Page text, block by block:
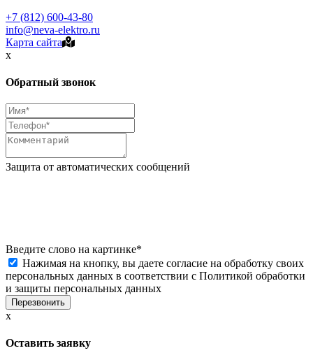
+7 (812) 600-43-80
info@neva-elektro.ru
Карта сайта
x
Обратный звонок
Защита от автоматических сообщений
Введите слово на картинке*
Нажимая на кнопку, вы даете согласие на обработку своих
персональных данных в соответствии с Политикой обработки
и защиты персональных данных
x
Оставить заявку